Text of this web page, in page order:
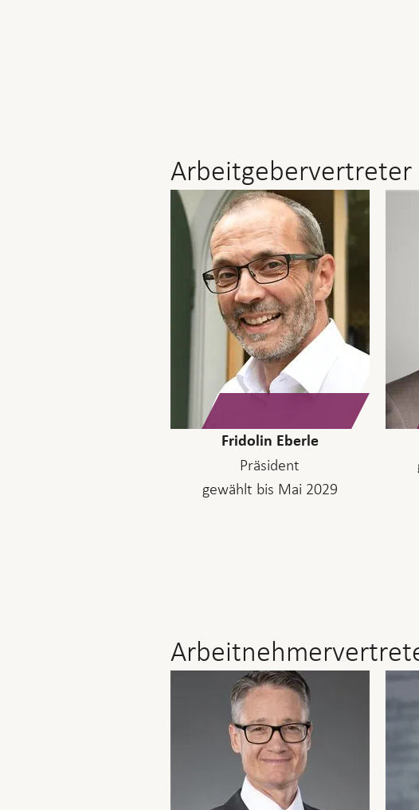
Arbeitgebervertreter
Fridolin Eberle
Präsident
gewählt bis Mai 2029